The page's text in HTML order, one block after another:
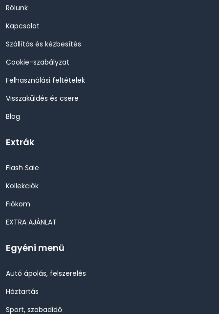
Rólunk
Kapcsolat
Szállítás és kézbesítés
Cookie-szabályzat
Felhasználási feltételek
Visszaküldés és csere
Blog
Extrák
Flash Sale
Kollekciók
Fiókom
EXTRA AJÁNLAT
Egyéni menü
Autó ápolás, felszerelés
Háztartás
Sport, szabadidő